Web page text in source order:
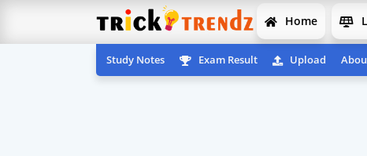
Home
Study Notes Exam Result Upload